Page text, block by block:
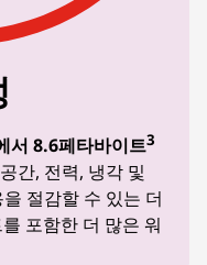
서 8.6페타바이트3
간, 전력, 냉각 및
절감할 수 있는 더
포함한 더 많은 워